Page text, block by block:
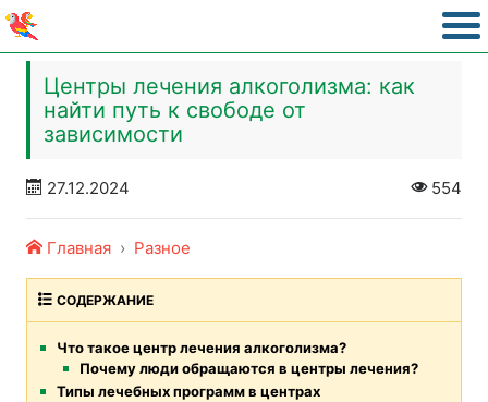
Центры лечения алкоголизма: как
найти путь к свободе от
зависимости
27.12.2024 554
Главная Разное
СОДЕРЖАНИЕ
Что такое центр лечения алкоголизма?
Почему люди обращаются в центры лечения?
Типы лечебных программ в центрах